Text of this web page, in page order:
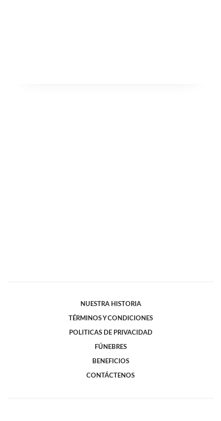
NUESTRA HISTORIA
TÉRMINOS Y CONDICIONES
POLITICAS DE PRIVACIDAD
FÚNEBRES
BENEFICIOS
CONTÁCTENOS